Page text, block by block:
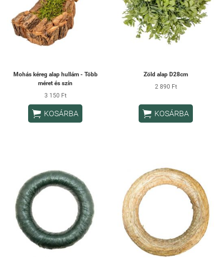
Mohás kéreg alap hullám - Több
méret és szín
3 150 Ft
 KOSÁRBA
Zöld alap D28cm
2 890 Ft
 KOSÁRBA